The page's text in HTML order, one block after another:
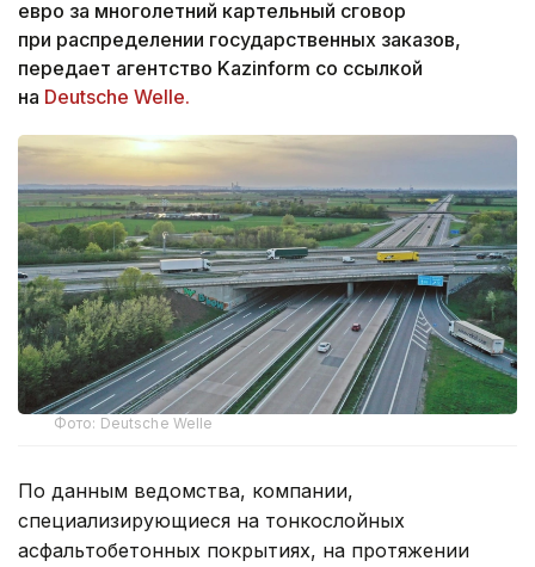
евро за многолетний картельный сговор
при распределении государственных заказов,
передает агентство Kazinform со ссылкой
на Deutsche Welle.
Фото: Deutsche Welle
По данным ведомства, компании,
специализирующиеся на тонкослойных
асфальтобетонных покрытиях, на протяжении